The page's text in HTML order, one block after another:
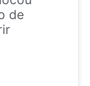
de